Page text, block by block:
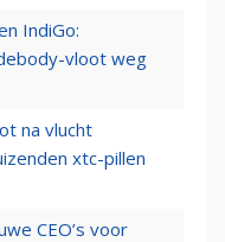
IndiGo:
vloot weg
na vlucht
xtc-pillen
CEO’s voor